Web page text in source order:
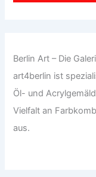
Berlin Art – Die
art4berlin ist
Öl- und
Vielfalt an
aus.